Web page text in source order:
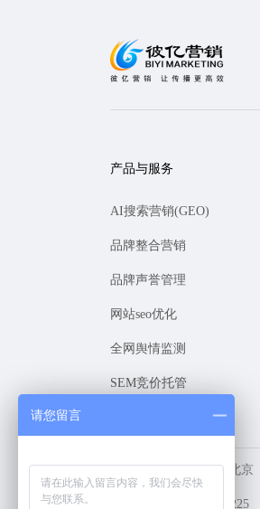
产品与服务
AI搜索营销(GEO)
品牌整合营销
品牌声誉管理
网站seo优化
全网舆情监测
SEM竞价托管
上海 深圳 北京
咨询热线 ：400-1161-225
请您留言